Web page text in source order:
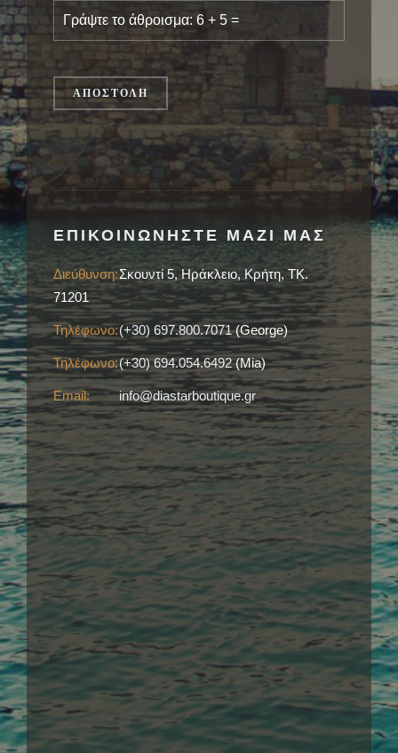
ΕΠΙΚΟΙΝΩΝΗΣΤΕ ΜΑΖΙ ΜΑΣ
Διεύθυνση:Σκουντί 5, Ηράκλειο, Κρήτη, ΤΚ.
71201
Τηλέφωνο:(+30) 697.800.7071(George)
Τηλέφωνο:(+30) 694.054.6492(Mia)
Email: info@diastarboutique.gr